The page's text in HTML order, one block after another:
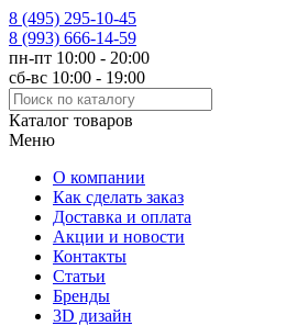
8 (495) 295-10-45
8 (993) 666-14-59
пн-пт 10:00 - 20:00
сб-вс 10:00 - 19:00
Каталог товаров
Меню
О компании
Как сделать заказ
Доставка и оплата
Акции и новости
Контакты
Статьи
Бренды
3D дизайн